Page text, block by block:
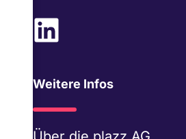
L
i
n
k
e
Weitere Infos